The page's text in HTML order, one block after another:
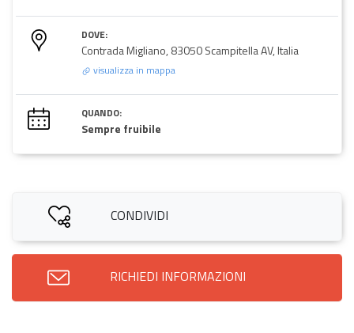
DOVE:
Contrada Migliano, 83050 Scampitella AV, Italia
visualizza in mappa
QUANDO:
Sempre fruibile
CONDIVIDI
RICHIEDI INFORMAZIONI